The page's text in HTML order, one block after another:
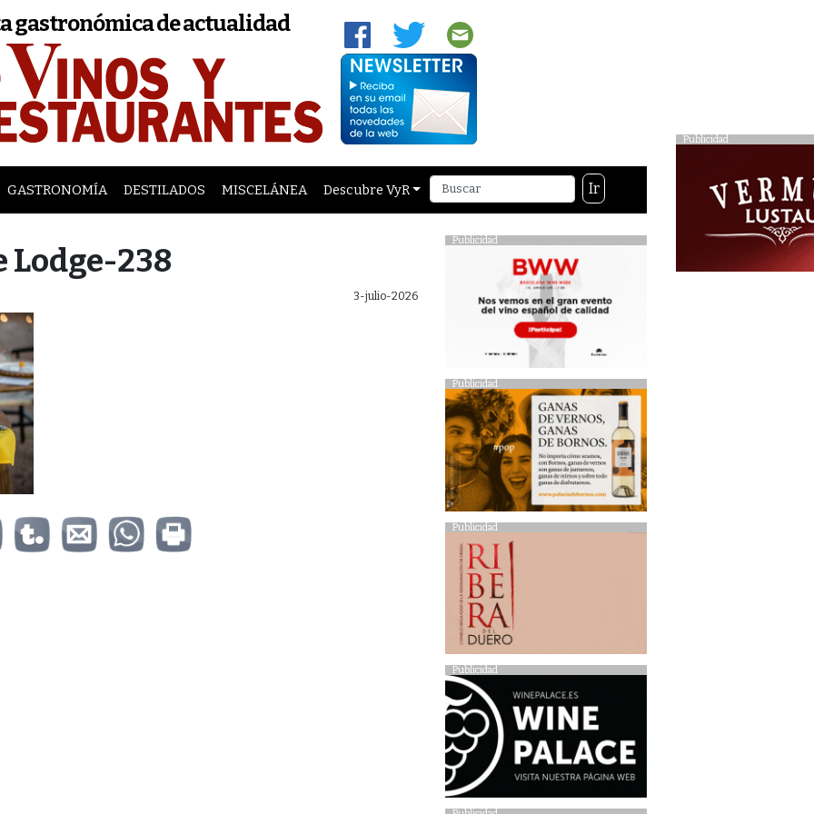
Publicidad
gastronómica de actualidad
GASTRONOMÍA DESTILADOS MISCELÁNEA Descubre VyR Ir
Lodge-238
3-julio-2026
Publicidad
Publicidad
Publicidad
Publicidad